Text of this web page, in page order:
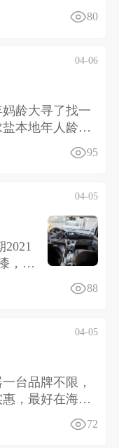
80
04-06
龄大寻了找一
本地年人龄60
95
04-05
2021
，螺
88
04-05
台品牌不限，
，最好在海盐
72